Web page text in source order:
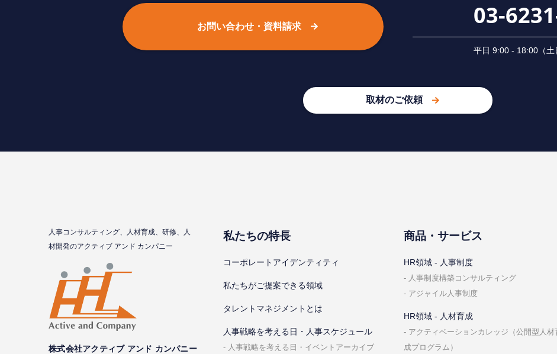
お問い合わせ・資料請求 03-
平⽇ 9:00 - 18:00（⼟
取材のご依頼
⼈事コンサルティング、⼈材育成、研修、⼈
材開発のアクティブ アンド カンパニー
株式会社アクティブ アンド カンパニー
私たちの特⻑
コーポレートアイデンティティ
私たちがご提案できる領域
タレントマネジメントとは
⼈事戦略を考える⽇・⼈事スケジュール
⼈事戦略を考える⽇・イベントアーカイブ
商品・サービス
HR領域 - ⼈事制度
⼈事制度構築コンサルティング
アジャイル⼈事制度
HR領域 - ⼈材育成
アクティベーションカレッジ（公開型⼈材
成プログラム）